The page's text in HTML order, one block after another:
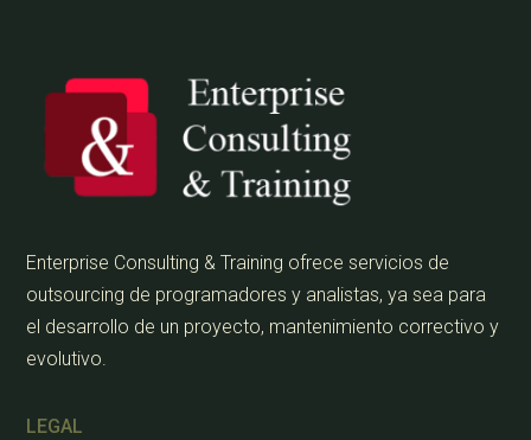
Enterprise Consulting & Training ofrece servicios de
outsourcing de programadores y analistas, ya sea para
el desarrollo de un proyecto, mantenimiento correctivo y
evolutivo.
LEGAL